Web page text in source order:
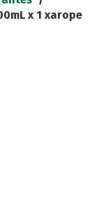
x 1 xarope